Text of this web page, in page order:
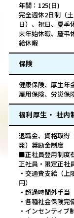
年間：125(日)
完全週休2日制（土
日）、祝日、夏季
末年始休暇、慶弔
給休暇
保険
健康保険、厚生年
雇用保険、労災保
福利厚生・ 社内
退職金、資格取得
発）奨励金制度
■正社員登用制度
正社員・限定正社
・交通費支給（上
円）
・超過時間外手当
・各種社会保険完
・インセンティブ